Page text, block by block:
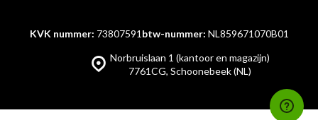
Norbruislaan 1 (kantoor en magazijn)
7761CG, Schoonebeek (NL)
KVK nummer: 73807591 btw-nummer: NL859671070B01